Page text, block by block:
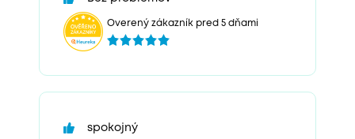
Overený zákazník pred 5 dňami
spokojný